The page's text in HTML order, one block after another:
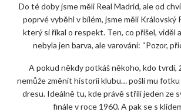
Do té doby jsme měli Real Madrid, ale od
poprvé vyběhl v bílém, jsme měli Královský
který si říkal o respekt. Ten, co přišel, viděl
nebyla jen barva, ale varování: “Pozor,
A pokud někdy potkáš někoho, kdo tvrdí,
nemůže změnit historii klubu… pošli mu fotku
dresu. Ideálně tu, kde právě střílí jeden ze
finále v roce 1960. A pak se s